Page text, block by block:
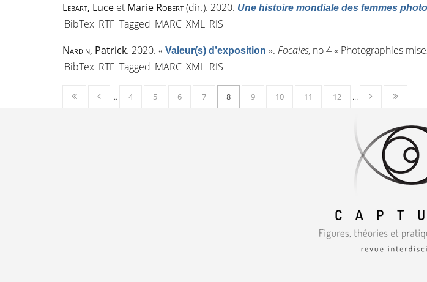
Lebart, Luce et Marie Robert(dir.). 2020. Une histoire mondiale des femmes
BibTex RTF Tagged MARC XML RIS
Nardin, Patrick. 2020. « Valeur(s) d’exposition ». Focales, no4 « Photographies
BibTex RTF Tagged MARC XML RIS
… 4 5 6 7 8 9 10 11 12 …